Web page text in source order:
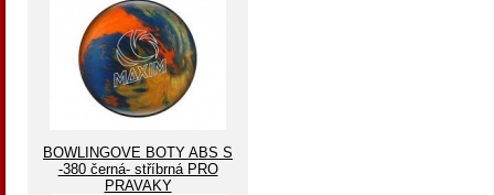
BOWLINGOVE BOTY ABS S
-380 černá- stříbrná PRO
PRAVAKY